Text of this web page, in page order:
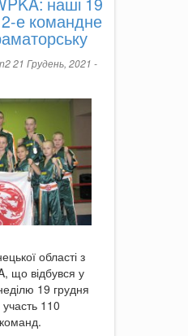
е командне
21 Грудень, 2021 -
області з
що відбувся у
19 грудня
110